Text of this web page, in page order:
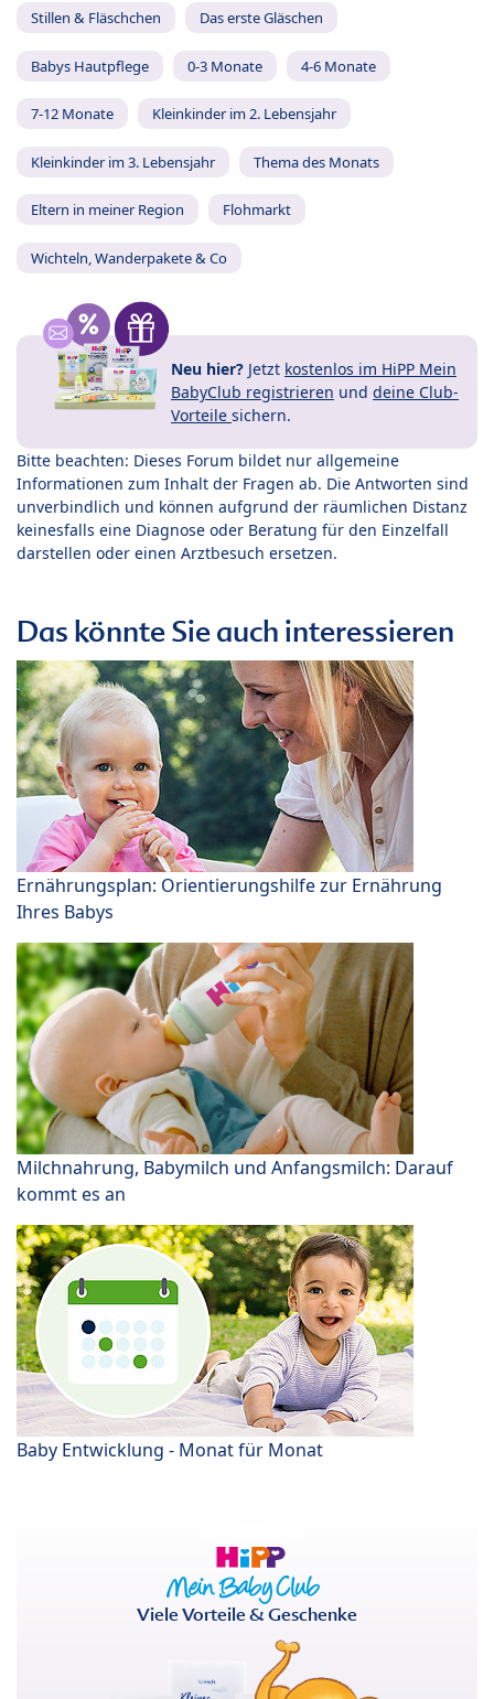
Stillen & Fläschchen Das erste Gläschen
Babys Hautpflege 0-3 Monate 4-6 Monate
7-12 Monate Kleinkinder im 2. Lebensjahr
Kleinkinder im 3. Lebensjahr Thema des Monats
Eltern in meiner Region Flohmarkt
Wichteln, Wanderpakete & Co
Neu hier? Jetzt kostenlos im HiPP Mein
BabyClub registrieren und deine Club-
Vorteile sichern.
Bitte beachten: Dieses Forum bildet nur allgemeine
Informationen zum Inhalt der Fragen ab. Die Antworten sind
unverbindlich und können aufgrund der räumlichen Distanz
keinesfalls eine Diagnose oder Beratung für den Einzelfall
darstellen oder einen Arztbesuch ersetzen.
Das könnte Sie auch interessieren
Ernährungsplan: Orientierungshilfe zur Ernährung
Ihres Babys
Milchnahrung, Babymilch und Anfangsmilch: Darauf
kommt es an
Baby Entwicklung - Monat für Monat
Viele Vorteile & Geschenke